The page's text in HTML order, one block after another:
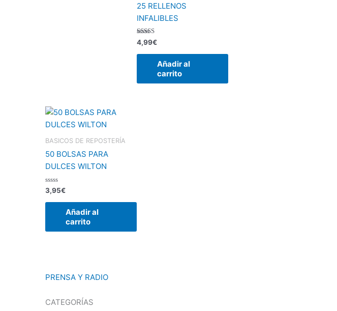
25 RELLENOS
INFALIBLES
Valorado
con
5.00
4,99€
Añadir al
carrito
BASICOS DE REPOSTERÍA
50 BOLSAS PARA
DULCES WILTON
Valorado
con
0
3,95€
Añadir al
carrito
PRENSA Y RADIO
CATEGORÍAS